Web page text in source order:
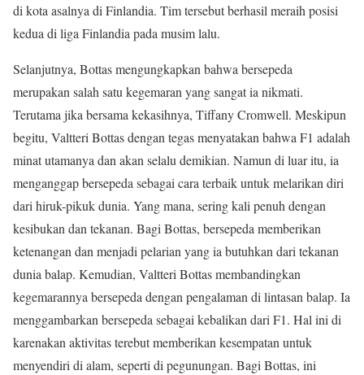
di kota asalnya di Finlandia. Tim tersebut berhasil meraih posisi
kedua di liga Finlandia pada musim lalu.
Selanjutnya, Bottas mengungkapkan bahwa bersepeda
merupakan salah satu kegemaran yang sangat ia nikmati.
Terutama jika bersama kekasihnya, Tiffany Cromwell. Meskipun
begitu, Valtteri Bottas dengan tegas menyatakan bahwa F1 adalah
minat utamanya dan akan selalu demikian. Namun di luar itu, ia
menganggap bersepeda sebagai cara terbaik untuk melarikan diri
dari hiruk-pikuk dunia. Yang mana, sering kali penuh dengan
kesibukan dan tekanan. Bagi Bottas, bersepeda memberikan
ketenangan dan menjadi pelarian yang ia butuhkan dari tekanan
dunia balap. Kemudian, Valtteri Bottas membandingkan
kegemarannya bersepeda dengan pengalaman di lintasan balap. Ia
menggambarkan bersepeda sebagai kebalikan dari F1. Hal ini di
karenakan aktivitas terebut memberikan kesempatan untuk
menyendiri di alam, seperti di pegunungan. Bagi Bottas, ini